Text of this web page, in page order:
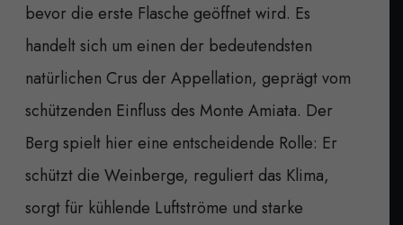
bevor die erste Flasche geöffnet wird. Es
handelt sich um einen der bedeutendsten
natürlichen Crus der Appellation, geprägt vom
schützenden Einfluss des Monte Amiata. Der
Berg spielt hier eine entscheidende Rolle: Er
schützt die Weinberge, reguliert das Klima,
sorgt für kühlende Luftströme und starke